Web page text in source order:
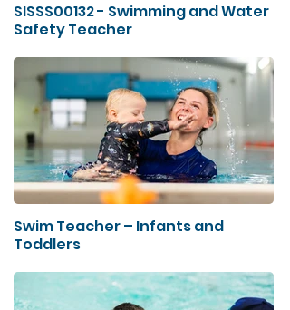
SISSS00132 - Swimming and Water
Safety Teacher
Swim Teacher – Infants and
Toddlers